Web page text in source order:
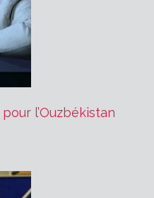
l’Ouzbékistan